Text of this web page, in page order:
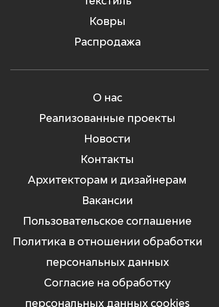
Ковры
Распродажа
О нас
Реализованные проекты
Новости
Контакты
Архитекторам и дизайнерам
Вакансии
Пользовательское соглашение
Политика в отношении обработки
персональных данных
Согласие на обработку
персональных данных cookies